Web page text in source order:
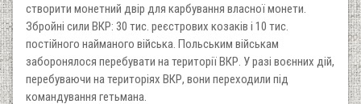
створити монетний двір для карбування власної монети.
Збройні сили ВКР: 30 тис. реєстрових козаків і 10 тис.
постійного найманого війська. Польським військам
заборонялося перебувати на території ВКР. У разі воєнних дій,
перебуваючи на територіях ВКР, вони переходили під
командування гетьмана.